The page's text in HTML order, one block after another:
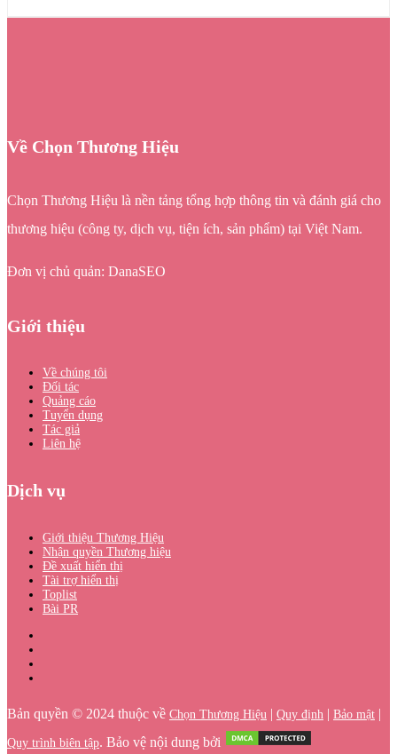
Về Chọn Thương Hiệu
Chọn Thương Hiệu là nền tảng tổng hợp thông tin và đánh giá cho
thương hiệu (công ty, dịch vụ, tiện ích, sản phẩm) tại Việt Nam.
Đơn vị chủ quản: DanaSEO
Giới thiệu
Về chúng tôi
Đối tác
Quảng cáo
Tuyển dụng
Tác giả
Liên hệ
Dịch vụ
Giới thiệu Thương Hiệu
Nhận quyền Thương hiệu
Đề xuất hiển thị
Tài trợ hiển thị
Toplist
Bài PR
Bản quyền © 2024 thuộc về Chọn Thương Hiệu | Quy định | Bảo mật |
Quy trình biên tập. Bảo vệ nội dung bởi